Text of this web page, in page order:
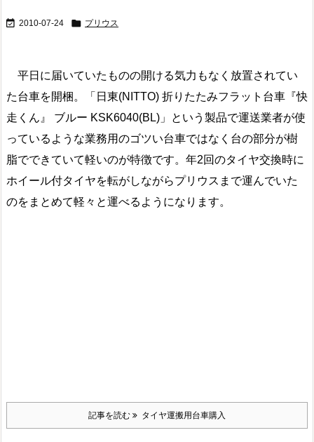
 2010-07-24  プリウス
平日に届いていたものの開ける気力もなく放置されてい
た台車を開梱。「日東(NITTO) 折りたたみフラット台車『快
走くん』 ブルー KSK6040(BL)」という製品で運送業者が使
っているような業務用のゴツい台車ではなく台の部分が樹
脂でできていて軽いのが特徴です。年2回のタイヤ交換時に
ホイール付タイヤを転がしながらプリウスまで運んでいた
のをまとめて軽々と運べるようになります。
記事を読む タイヤ運搬用台車購入